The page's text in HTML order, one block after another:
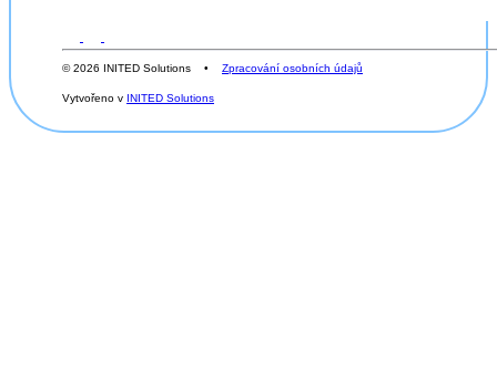
© 2026 INITED Solutions • Zpracování osobních údajů
Vytvořeno v INITED Solutions